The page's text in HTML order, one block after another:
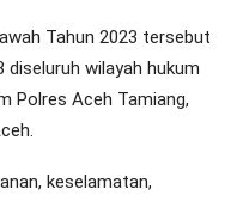
Tahun 2023 tersebut
diseluruh wilayah hukum
Polres Aceh Tamiang,
keselamatan,